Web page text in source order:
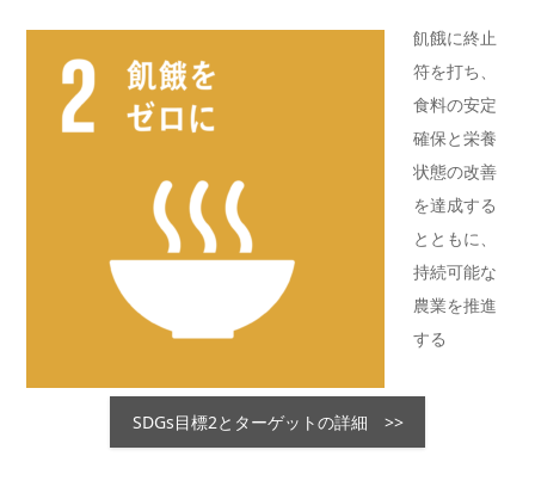
飢餓に終止
符を打ち、
食料の安定
確保と栄養
状態の改善
を達成する
とともに、
持続可能な
農業を推進
する
SDGs目標2とターゲットの詳細 >>